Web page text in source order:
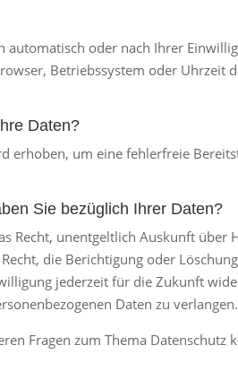
automatisch oder nach Ihrer
Betriebssystem oder Uhrzeit
Daten?
erhoben, um eine fehlerfreie
Sie bezüglich Ihrer Daten?
Recht, unentgeltlich Auskunft
die Berichtigung oder
jederzeit für die Zukunft
Daten zu
Fragen zum Thema Datenschutz